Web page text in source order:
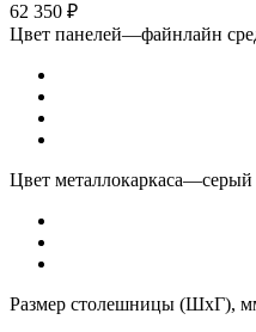
62 350 ₽
Цвет панелей—файнлайн
Цвет металлокаркаса—серый
Размер столешницы (ШхГ),